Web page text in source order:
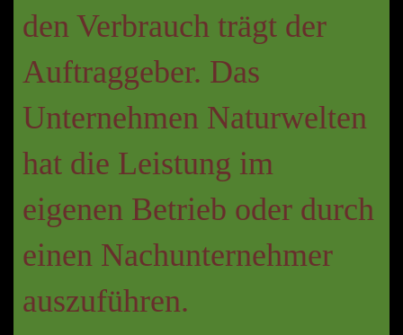
den Verbrauch trägt der
Auftraggeber. Das
Unternehmen Naturwelten
hat die Leistung im
eigenen Betrieb oder durch
einen Nachunternehmer
auszuführen.